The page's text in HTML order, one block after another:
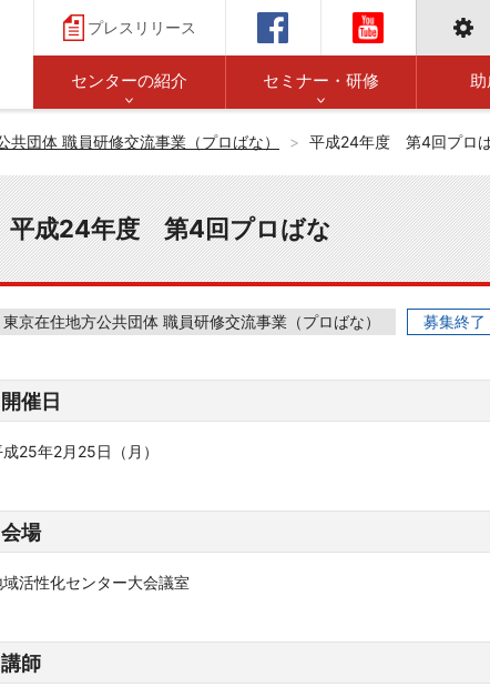
プレスリリース
センターの紹介 セミナー・研修 助
共団体 職員研修交流事業（プロばな） 平成24年度 第4回プロ
平成24年度 第4回プロばな
東京在住地方公共団体 職員研修交流事業（プロばな） 募集終了
開催日
25年2月25日（月）
会場
域活性化センター大会議室
講師